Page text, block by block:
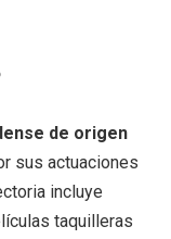
de origen
sus actuaciones
incluye
taquilleras